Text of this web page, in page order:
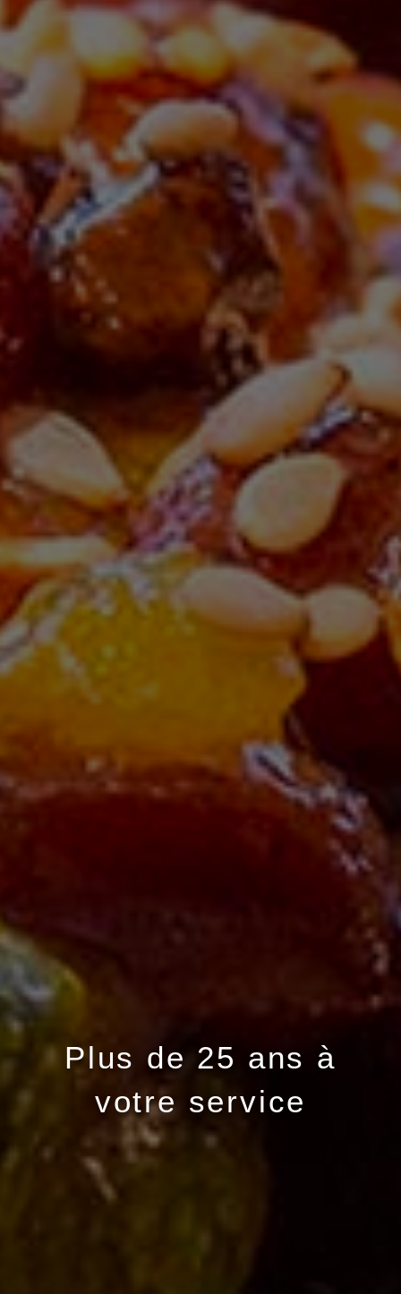
Plus de 25 ans à
votre service